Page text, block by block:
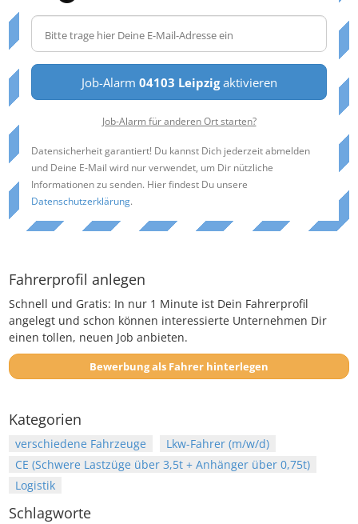
Job-Alarm 04103 Leipzigaktivieren
Job-Alarm für anderen Ort starten?
Datensicherheit garantiert! Du kannst Dich jederzeit abmelden
und Deine E-Mail wird nur verwendet, um Dir nützliche
Informationen zu senden. Hier findest Du unsere
Datenschutzerklärung.
Fahrerprofil anlegen
Schnell und Gratis: In nur 1 Minute ist Dein Fahrerprofil
angelegt und schon können interessierte Unternehmen Dir
einen tollen, neuen Job anbieten.
Bewerbung als Fahrer hinterlegen
Kategorien
verschiedene Fahrzeuge
Lkw-Fahrer (m/w/d)
CE (Schwere Lastzüge über 3,5t + Anhänger über 0,75t)
Logistik
Schlagworte